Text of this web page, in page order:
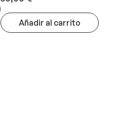
Añadir al carrito